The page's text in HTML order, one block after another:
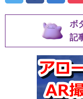
ボ
記